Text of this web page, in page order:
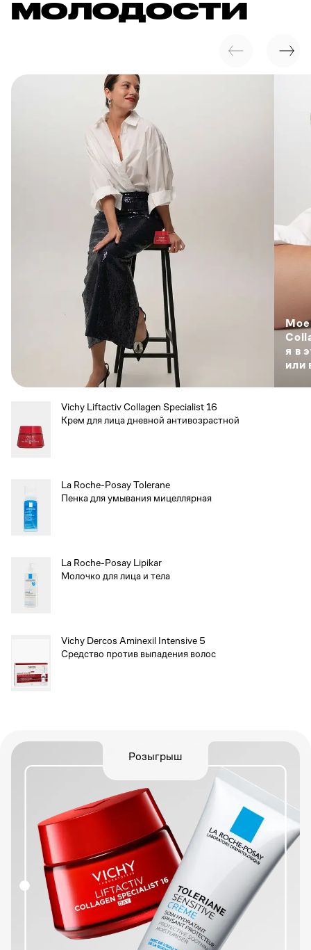
МОЛОДОСТИ
Мое
я в
или
Vichy Liftactiv Collagen Specialist 16
Крем для лица дневной антивозрастной
La Roche-Posay Tolerane
Пенка для умывания мицеллярная
La Roche-Posay Lipikar
Молочко для лица и тела
Vichy Dercos Aminexil Intensive 5
Средство против выпадения волос
Розыгрыш